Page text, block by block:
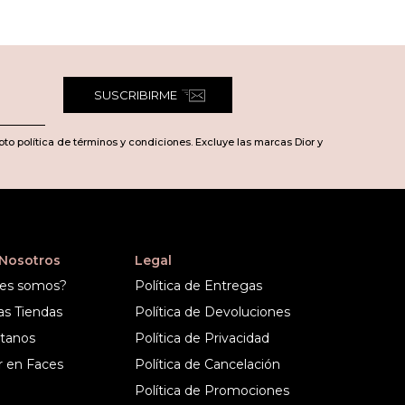
SUSCRIBIRME
política de términos y condiciones. Excluye las marcas Dior y
somos?
Tiendas
en Faces
Legal
Política de Entregas
Política de Devoluciones
Política de Privacidad
Política de Cancelación
Política de Promociones